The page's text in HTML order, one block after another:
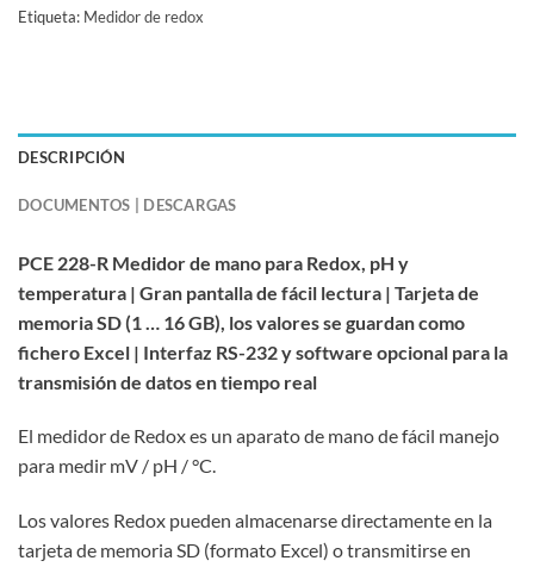
Etiqueta: Medidor de redox
DESCRIPCIÓN
DOCUMENTOS | DESCARGAS
PCE 228-R Medidor de mano para Redox, pH y
temperatura | Gran pantalla de fácil lectura | Tarjeta de
memoria SD (1 … 16 GB), los valores se guardan como
fichero Excel | Interfaz RS-232 y software opcional para la
transmisión de datos en tiempo real
El medidor de Redox es un aparato de mano de fácil manejo
para medir mV / pH / °C.
Los valores Redox pueden almacenarse directamente en la
tarjeta de memoria SD (formato Excel) o transmitirse en